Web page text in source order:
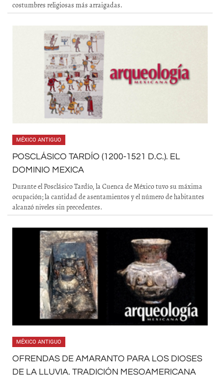
costumbres religiosas más arraigadas.
MÉXICO ANTIGUO
POSCLÁSICO TARDÍO (1200-1521 D.C.). EL
DOMINIO MEXICA
Durante el Posclásico Tardío, la Cuenca de México tuvo su máxima
ocupación; la cantidad de asentamientos y el número de habitantes
alcanzó niveles sin precedentes.
MÉXICO ANTIGUO
OFRENDAS DE AMARANTO PARA LOS DIOSES
DE LA LLUVIA. TRADICIÓN MESOAMERICANA